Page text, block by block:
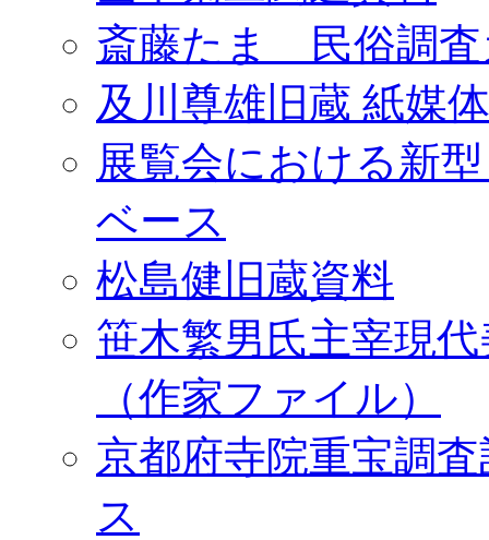
斎藤たま 民俗調査
及川尊雄旧蔵 紙媒
展覧会における新
ベース
松島健旧蔵資料
笹木繁男氏主宰現
（作家ファイル）
京都府寺院重宝調
ス